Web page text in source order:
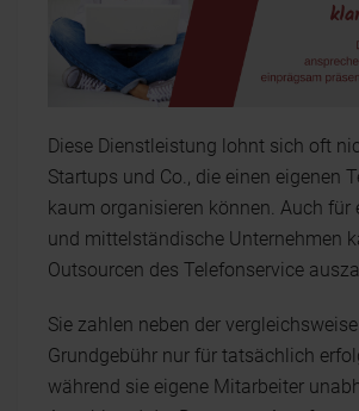
Diese Dienstleistung lohnt sich oft
Startups und Co., die einen eigenen
kaum organisieren können. Auch für
und mittelständische Unternehmen
Outsourcen des Telefonservice
Sie zahlen neben der
Grundgebühr nur für tatsächlich
während sie eigene Mitarbeiter